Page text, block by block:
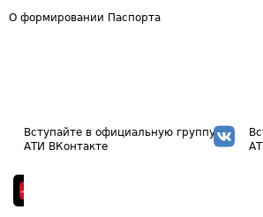
О формировании Паспорта
Вступайте в официальную группу
АТИ ВКонтакте